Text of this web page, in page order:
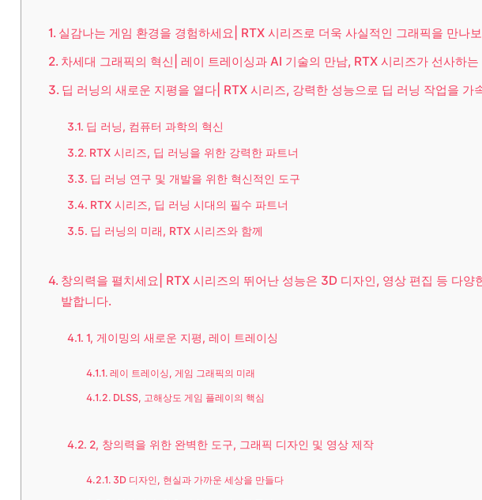
실감나는 게임 환경을 경험하세요| RTX 시리즈로 더욱 사실적인 그래픽을 만나
차세대 그래픽의 혁신| 레이 트레이싱과 AI 기술의 만남, RTX 시리즈가 선사하
딥 러닝의 새로운 지평을 열다| RTX 시리즈, 강력한 성능으로 딥 러닝 작업을 가
딥 러닝, 컴퓨터 과학의 혁신
RTX 시리즈, 딥 러닝을 위한 강력한 파트너
딥 러닝 연구 및 개발을 위한 혁신적인 도구
RTX 시리즈, 딥 러닝 시대의 필수 파트너
딥 러닝의 미래, RTX 시리즈와 함께
창의력을 펼치세요| RTX 시리즈의 뛰어난 성능은 3D 디자인, 영상 편집 등 다양
발합니다.
1, 게이밍의 새로운 지평, 레이 트레이싱
레이 트레이싱, 게임 그래픽의 미래
DLSS, 고해상도 게임 플레이의 핵심
2, 창의력을 위한 완벽한 도구, 그래픽 디자인 및 영상 제작
3D 디자인, 현실과 가까운 세상을 만들다